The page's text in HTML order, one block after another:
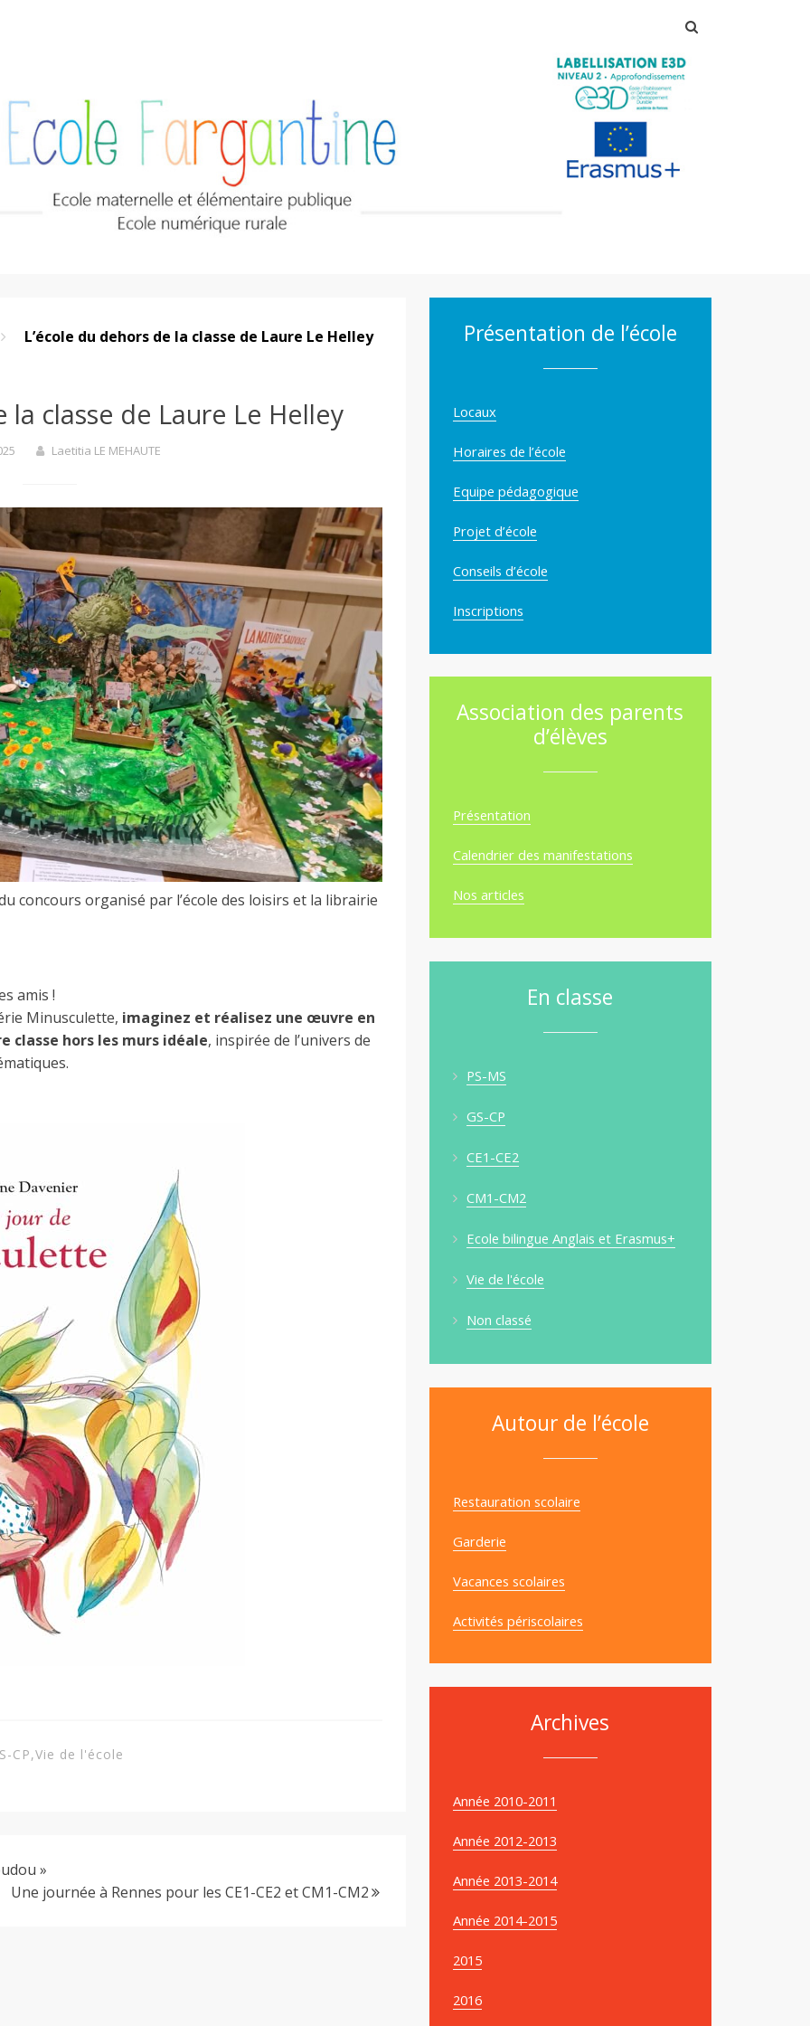
L’école du dehors de la classe de Laure Le Helley
la classe de Laure Le Helley
Laetitia LE MEHAUTE
concours organisé par l’école des loisirs et la librairie
amis !
Minusculette, imaginez et réalisez une œuvre en
classe hors les murs idéale, inspirée de l’univers de
CP,Vie de l'école
»
Une journée à Rennes pour les CE1-CE2 et CM1-CM2
Présentation de l’école
Locaux
Horaires de l’école
Equipe pédagogique
Projet d’école
Conseils d’école
Inscriptions
Association des parents
d’élèves
Présentation
Calendrier des manifestations
Nos articles
En classe
PS-MS
GS-CP
CE1-CE2
CM1-CM2
Ecole bilingue Anglais et Erasmus+
Vie de l'école
Non classé
Autour de l’école
Restauration scolaire
Garderie
Vacances scolaires
Activités périscolaires
Archives
Année 2010-2011
Année 2012-2013
Année 2013-2014
Année 2014-2015
2015
2016